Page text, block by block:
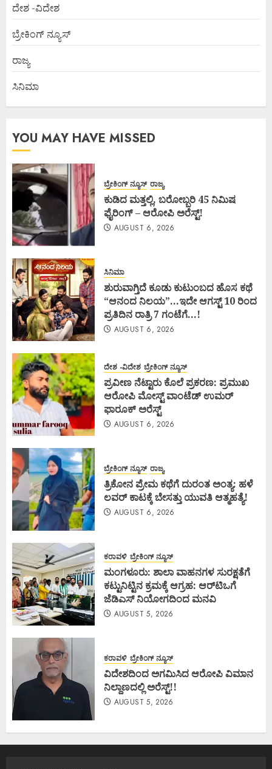
ದೇಶ -ವಿದೇಶ
ಬ್ರೇಕಿಂಗ್ ನ್ಯೂಸ್
ರಾಜ್ಯ
ಸಿನಿಮಾ
YOU MAY HAVE MISSED
ಬ್ರೇಕಿಂಗ್ ನ್ಯೂಸ್ ರಾಜ್ಯ
ಕುಡಿದ ಮತ್ತಲ್ಲಿ, ಬರೋಬ್ಬರಿ 45 ನಿಮಿಷ
ಫೈರಿಂಗ್ – ಆರೋಪಿ ಅರೆಸ್ಟ್!
AUGUST 6, 2026
ಸಿನಿಮಾ
ಶುರುವಾಗ್ತಿದೆ ಕೂಡು ಕುಟುಂಬದ ಹೊಸ ಕಥೆ
“ಆನಂದ ನಿಲಯ”…ಇದೇ ಆಗಸ್ಟ್ 10 ರಿಂದ
ಪ್ರತಿದಿನ ರಾತ್ರಿ 7 ಗಂಟೆಗೆ…!
AUGUST 6, 2026
ದೇಶ -ವಿದೇಶ ಬ್ರೇಕಿಂಗ್ ನ್ಯೂಸ್
ಪ್ರವೀಣ ನೆಟ್ಟಾರು ಕೊಲೆ ಪ್ರಕರಣ: ಪ್ರಮುಖ
ಆರೋಪಿ ಮೋಸ್ಟ್ ವಾಂಟೆಡ್ ಉಮರ್
ಫಾರೂಕ್ ಅರೆಸ್ಟ್
AUGUST 6, 2026
ಬ್ರೇಕಿಂಗ್ ನ್ಯೂಸ್ ರಾಜ್ಯ
ತ್ರಿಕೋನ ಪ್ರೇಮ ಕಥೆಗೆ ದುರಂತ ಅಂತ್ಯ: ಹಳೆ
ಲವರ್ ಕಾಟಕ್ಕೆ ಬೇಸತ್ತು ಯುವತಿ ಆತ್ಮಹತ್ಯೆ!
AUGUST 6, 2026
ಕರಾವಳಿ ಬ್ರೇಕಿಂಗ್ ನ್ಯೂಸ್
ಮಂಗಳೂರು: ಶಾಲಾ ವಾಹನಗಳ ಸುರಕ್ಷತೆಗೆ
ಕಟ್ಟುನಿಟ್ಟಿನ ಕ್ರಮಕ್ಕೆ ಆಗ್ರಹ: ಆರ್‌ಟಿಒಗೆ
ಜೆಡಿಎಸ್ ನಿಯೋಗದಿಂದ ಮನವಿ
AUGUST 5, 2026
ಕರಾವಳಿ ಬ್ರೇಕಿಂಗ್ ನ್ಯೂಸ್
ವಿದೇಶದಿಂದ ಅಗಮಿಸಿದ ಆರೋಪಿ ವಿಮಾನ
ನಿಲ್ದಾಣದಲ್ಲಿ ಅರೆಸ್ಟ್‌!!
AUGUST 5, 2026